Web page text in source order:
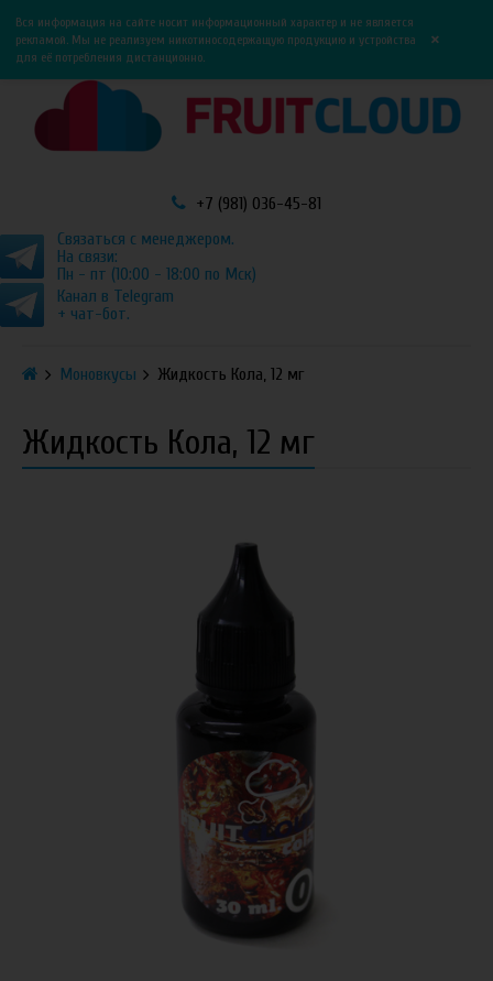
0
Вся информация на сайте носит информационный характер и не является
рекламой. Мы не реализуем никотиносодержащую продукцию и устройства
для её потребления дистанционно.
×
+7 (981) 036-45-81
Связаться с менеджером.
На связи:
Пн - пт (10:00 - 18:00 по Мск)
Канал в Telegram
+ чат-бот.
Моновкусы Жидкость Кола, 12 мг
Жидкость Кола, 12 мг